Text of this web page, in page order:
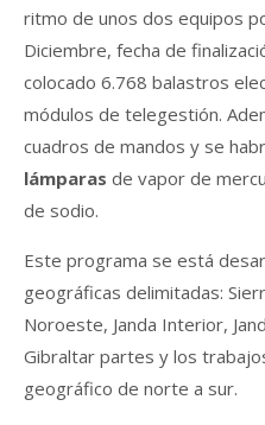
ritmo de unos dos equipos
Diciembre, fecha de
colocado 6.768 balastros
módulos de telegestión.
cuadros de mandos y se
lámparas de vapor de
de sodio.
Este programa se está
geográficas delimitadas:
Noroeste, Janda Interior,
Gibraltar partes y los
geográfico de norte a sur.